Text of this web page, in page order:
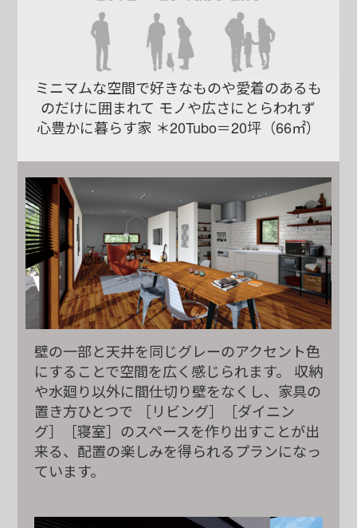
ミニマムな空間で好きなものや愛着のあるも
のだけに囲まれて モノや広さにとらわれず
心豊かに暮らす家＊20Tubo＝20坪（66㎡）
壁の一部と天井を同じグレーのアクセント色
にすることで空間を広く感じられます。
収納
や水廻り以外に間仕切り壁をなくし、家具の
置き方ひとつで ［リビング］［ダイニン
グ］［寝室］のスペースを作り出すことが出
来る、 配置の楽しみを得られるプランになっ
ています。